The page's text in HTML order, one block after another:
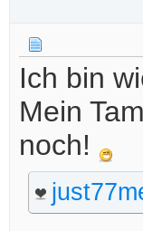
Ich bin
Mein
noch!